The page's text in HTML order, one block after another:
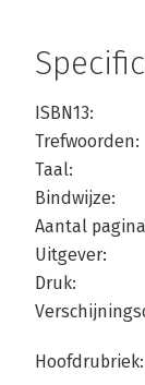
ISBN13:
Trefwoorden:
Taal:
Bindwijze:
Aantal
Uitgever:
Druk:
Hoofdrubriek: